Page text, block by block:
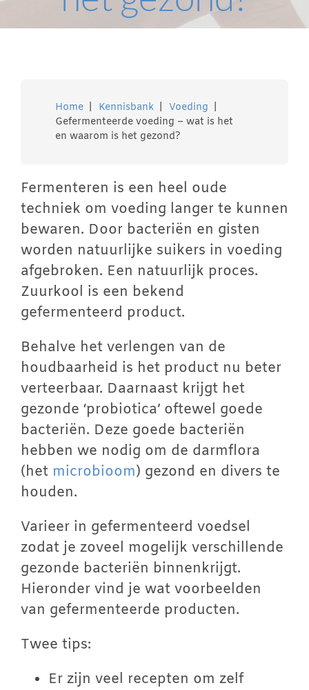
Winkelwagen
Inloggen
Home Kennisbank
Voeding
Gefermenteerde voeding – wat is het
en waarom is het gezond?
Fermenteren is een heel oude
techniek om voeding langer te kunnen
bewaren. Door bacteriën en gisten
worden natuurlijke suikers in voeding
afgebroken. Een natuurlijk proces.
Zuurkool is een bekend
gefermenteerd product.
Behalve het verlengen van de
houdbaarheid is het product nu beter
verteerbaar. Daarnaast krijgt het
gezonde ‘probiotica’ oftewel goede
bacteriën. Deze goede bacteriën
hebben we nodig om de darmflora
(het microbioom) gezond en divers te
houden.
Varieer in gefermenteerd voedsel
zodat je zoveel mogelijk verschillende
gezonde bacteriën binnenkrijgt.
Hieronder vind je wat voorbeelden
van gefermenteerde producten.
Twee tips:
Er zijn veel recepten om zelf